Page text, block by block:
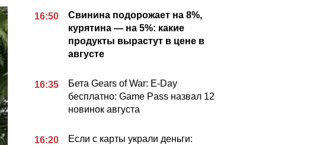
16:50
Свинина подорожает на 8%,
курятина — на 5%: какие
продукты вырастут в цене в
августе
16:35
Бета Gears of War: E-Day
бесплатно: Game Pass назвал 12
новинок августа
16:20
Если с карты украли деньги: